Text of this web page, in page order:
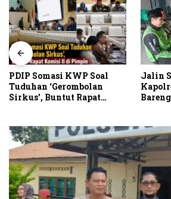
PDIP Somasi KWP Soal
Tuduhan ‘Gerombolan
Sirkus’, Buntut Rapat
Jalin